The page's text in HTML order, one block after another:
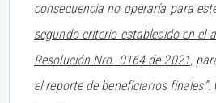
consecuencia no operaría para
segundo criterio establecido en el
Resolución Nro. 0164 de 2021,
el reporte de beneficiarios finales”.